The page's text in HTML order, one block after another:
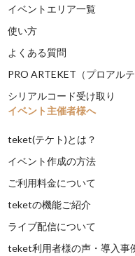
イベントエリア一覧
使い方
よくある質問
PRO ARTEKET（プロアルテ
シリアルコード受け取り
イベント主催者様へ
teket(テケト)とは？
イベント作成の方法
ご利用料金について
teketの機能ご紹介
ライブ配信について
teket利用者様の声・導入事